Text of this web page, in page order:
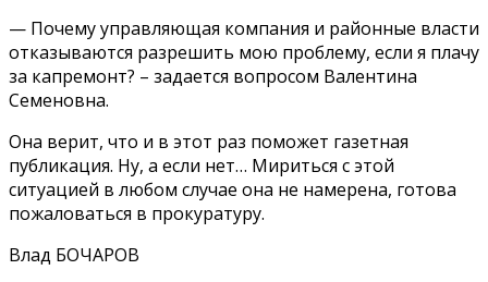
— Почему управляющая компания и районные власти
отказываются разрешить мою проблему, если я плачу
за капремонт? – задается вопросом Валентина
Семеновна.
Она верит, что и в этот раз поможет газетная
публикация. Ну, а если нет… Мириться с этой
ситуацией в любом случае она не намерена, готова
пожаловаться в прокуратуру.
Влад БОЧАРОВ